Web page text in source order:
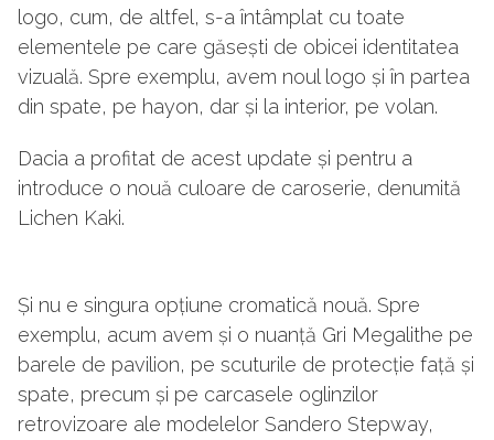
logo, cum, de altfel, s-a întâmplat cu toate
elementele pe care găsești de obicei identitatea
vizuală. Spre exemplu, avem noul logo și în partea
din spate, pe hayon, dar și la interior, pe volan.
Dacia a profitat de acest update și pentru a
introduce o nouă culoare de caroserie, denumită
Lichen Kaki.
Și nu e singura opțiune cromatică nouă. Spre
exemplu, acum avem și o nuanță Gri Megalithe pe
barele de pavilion, pe scuturile de protecție față și
spate, precum și pe carcasele oglinzilor
retrovizoare ale modelelor Sandero Stepway,